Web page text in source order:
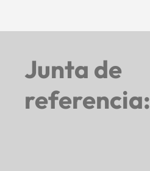
Junta de
referencia: